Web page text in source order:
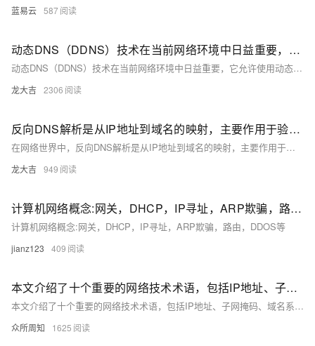
蓝易云 587
动态DNS（DDNS）技术在当前网络环境中日益重要，它允许使用动态IP地址的设备通过固定域名访问
动态DNS（DDNS）技术在当前网络环境中日益重要，它允许使用动态IP地址的设备通过固定域名访问，即使IP地址变化，也能通过DDNS服务保持连接。适用于家庭网络远程访问设备及企业临时或移动设备管理，提供便捷性和灵活性。示例代码展示了如何使用Python实现基本的DDNS更新。尽管存在服务可靠性和安全性挑战，DDNS仍极大提升了网络资源的利用效率。
龙大吉 2306
反向DNS解析是从IP地址到域名的映射，主要作用于验证和识别，提高通信来源的可信度和可追溯性
在网络世界中，反向DNS解析是从IP地址到域名的映射，主要作用于验证和识别，提高通信来源的可信度和可追溯性。它在邮件服务器验证、网络安全等领域至关重要，帮助识别恶意行为，增强网络安全性。尽管存在配置错误等挑战，但正确管理下，反向DNS解析能显著提升网络环境的安全性和可靠性。
龙大吉 949
计算机网络概念:网关，DHCP，IP寻址，ARP欺骗，路由，DDOS等
计算机网络概念:网关，DHCP，IP寻址，ARP欺骗，路由，DDOS等
jianz123 409
本文介绍了十个重要的网络技术术语，包括IP地址、子网掩码、域名系统（DNS）、防火墙、虚拟专用网络（VPN）、路由器、交换机、超文本传输协议（HTTP）、传输控制协议/网际协议（TCP/IP）和云计算
本文介绍了十个重要的网络技术术语，包括IP地址、子网掩码、域名系统（DNS）、防火墙、虚拟专用网络（VPN）、路由器、交换机、超文本传输协议（HTTP）、传输控制协议/网际协议（TCP/IP）和云计算。通过这些术语的详细解释，帮助读者更好地理解和应用网络技术，应对数字化时代的挑战和机遇。
众所周知 1625